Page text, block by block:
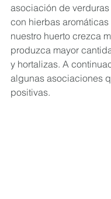
asociación de
con hierbas
nuestro huerto crezca
produzca mayor
y hortalizas. A
algunas asociaciones
positivas.